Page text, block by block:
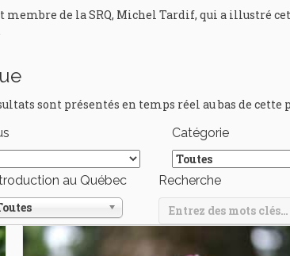
de la SRQ, Michel Tardif, qui a illustré
sont présentés en temps réel au bas de cette
Catégorie
au Québec
Recherche